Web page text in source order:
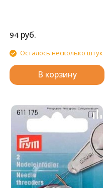
94 руб.
Осталось несколько штук
В корзину